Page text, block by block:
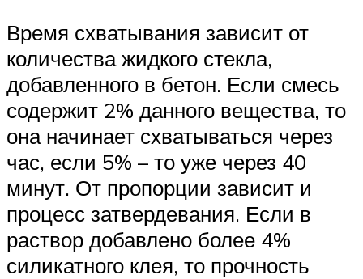
Время схватывания зависит от
количества жидкого стекла,
добавленного в бетон. Если смесь
содержит 2% данного вещества, то
она начинает схватываться через
час, если 5% – то уже через 40
минут. От пропорции зависит и
процесс затвердевания. Если в
раствор добавлено более 4%
силикатного клея, то прочность